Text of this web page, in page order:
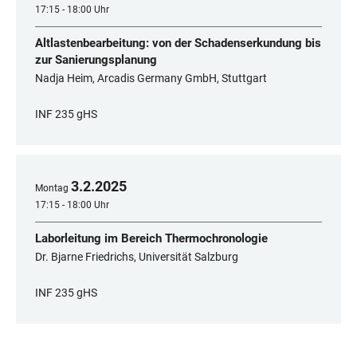
17:15 - 18:00 Uhr
Altlastenbearbeitung: von der Schadenserkundung bis
zur Sanierungsplanung
Nadja Heim, Arcadis Germany GmbH, Stuttgart
INF 235 gHS
Montag 3.2.2025
17:15 - 18:00 Uhr
Laborleitung im Bereich Thermochronologie
Dr. Bjarne Friedrichs, Universität Salzburg
INF 235 gHS